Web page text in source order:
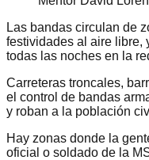
Las bandas circulan de
festividades al aire libre,
todas las noches en la
Carreteras troncales,
el control de bandas
y roban a la población
Hay zonas donde la
oficial o soldado de la